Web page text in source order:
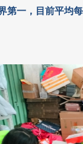
第一，目前平均